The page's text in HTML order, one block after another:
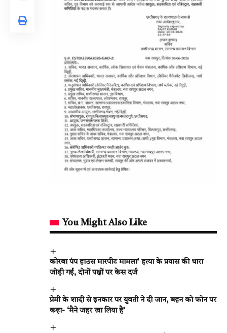
You Might Also Like
कोरबा पंप हाउस मारपीट मामला’ हत्या के प्रयास की धारा
जोड़ी गई, दोनों पक्षों पर केस दर्ज
प्रेमी के शादी से इनकार पर युवती ने दी जान, बहन को फोन पर
कहा- ‘मैने जहर खा लिया है’